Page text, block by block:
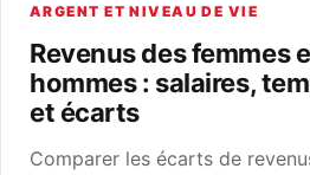
ARGENT ET NIVEAU DE VIE
Revenus des femmes
hommes : salaires,
et écarts
Comparer les écarts de